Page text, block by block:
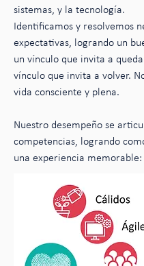
sistemas, y la tecnología.
Identificamos y resolvemos
expectativas, logrando un
un vínculo que invita a
vínculo que invita a volver.
vida consciente y plena.
Nuestro desempeño se
competencias, logrando
una experiencia memorable: